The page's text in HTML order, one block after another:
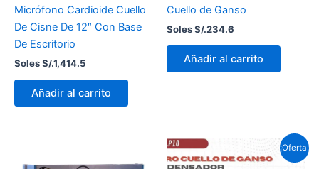
Micrófono Cardioide Cuello
De Cisne De 12″ Con Base
De Escritorio
Soles S/.1,414.5
Añadir al carrito
Cuello de Ganso
Soles S/.234.6
Añadir al carrito
¡Oferta!
precio
El